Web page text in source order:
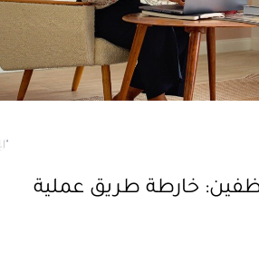
خارطة طريق عملية